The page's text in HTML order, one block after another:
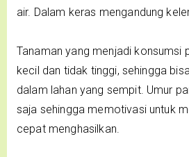
air. Dalam keras mengandung
Tanaman yang menjadi konsumsi
kecil dan tidak tinggi, sehingga
dalam lahan yang sempit. Umur
saja sehingga memotivasi untuk
cepat menghasilkan.